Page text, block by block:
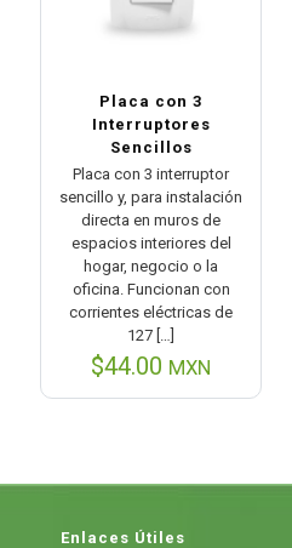
Placa con 3
Interruptores
Sencillos
Placa con 3 interruptor
sencillo y, para instalación
directa en muros de
espacios interiores del
hogar, negocio o la
oficina. Funcionan con
corrientes eléctricas de
127 […]
$44.00 MXN
Enlaces Útiles